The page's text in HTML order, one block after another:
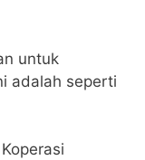
untuk
adalah seperti